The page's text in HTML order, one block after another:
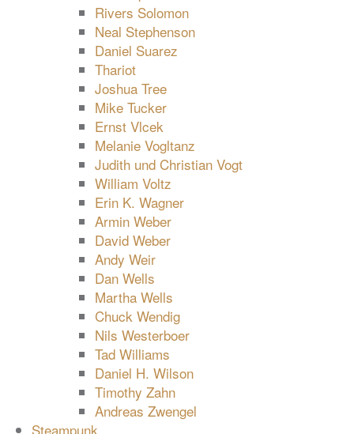
Rivers Solomon
Neal Stephenson
Daniel Suarez
Thariot
Joshua Tree
Mike Tucker
Ernst Vlcek
Melanie Vogltanz
Judith und Christian Vogt
William Voltz
Erin K. Wagner
Armin Weber
David Weber
Andy Weir
Dan Wells
Martha Wells
Chuck Wendig
Nils Westerboer
Tad Williams
Daniel H. Wilson
Timothy Zahn
Andreas Zwengel
Steampunk